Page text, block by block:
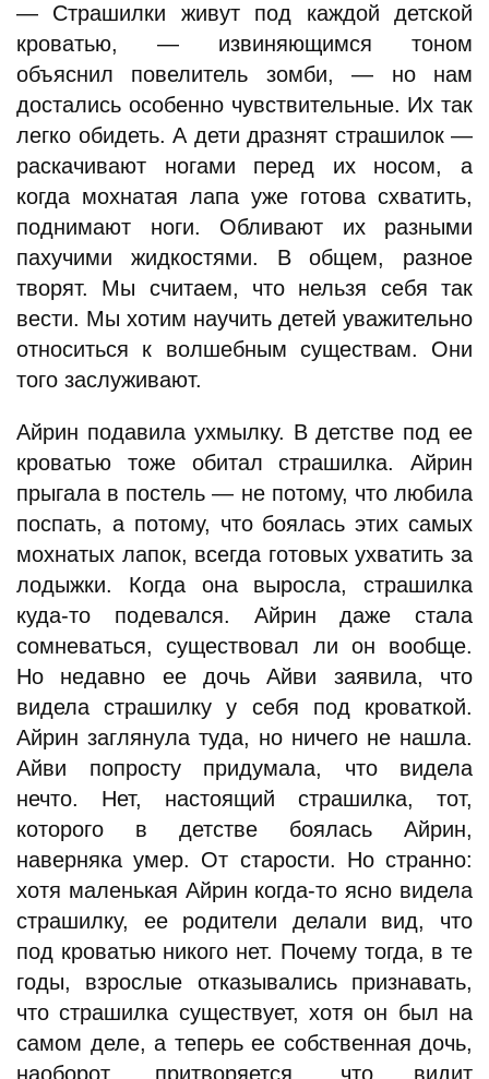
— Страшилки живут под каждой детской
кроватью, — извиняющимся тоном
объяснил повелитель зомби, — но нам
достались особенно чувствительные. Их так
легко обидеть. А дети дразнят страшилок —
раскачивают ногами перед их носом, а
когда мохнатая лапа уже готова схватить,
поднимают ноги. Обливают их разными
пахучими жидкостями. В общем, разное
творят. Мы считаем, что нельзя себя так
вести. Мы хотим научить детей уважительно
относиться к волшебным существам. Они
того заслуживают.
Айрин подавила ухмылку. В детстве под ее
кроватью тоже обитал страшилка. Айрин
прыгала в постель — не потому, что любила
поспать, а потому, что боялась этих самых
мохнатых лапок, всегда готовых ухватить за
лодыжки. Когда она выросла, страшилка
куда-то подевался. Айрин даже стала
сомневаться, существовал ли он вообще.
Но недавно ее дочь Айви заявила, что
видела страшилку у себя под кроваткой.
Айрин заглянула туда, но ничего не нашла.
Айви попросту придумала, что видела
нечто. Нет, настоящий страшилка, тот,
которого в детстве боялась Айрин,
наверняка умер. От старости. Но странно:
хотя маленькая Айрин когда-то ясно видела
страшилку, ее родители делали вид, что
под кроватью никого нет. Почему тогда, в те
годы, взрослые отказывались признавать,
что страшилка существует, хотя он был на
самом деле, а теперь ее собственная дочь,
наоборот, притворяется, что видит